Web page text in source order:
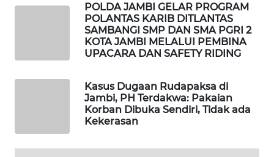
POLDA JAMBI GELAR PROGRAM
POLANTAS KARIB DITLANTAS
SAMBANGI SMP DAN SMA PGRI 2
KOTA JAMBI MELALUI PEMBINA
UPACARA DAN SAFETY RIDING
Kasus Dugaan Rudapaksa di
Jambi, PH Terdakwa: Pakaian
Korban Dibuka Sendiri, Tidak ada
Kekerasan
CO ID